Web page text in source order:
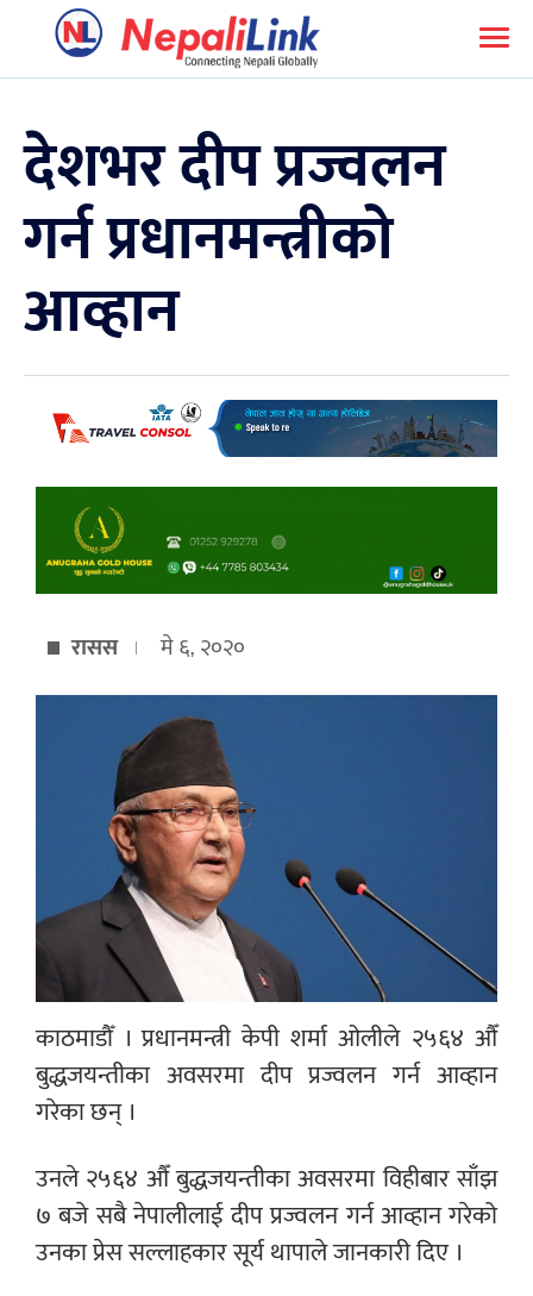
देशभर दीप प्रज्वलन
गर्न प्रधानमन्त्रीको
आव्हान
रासस मे ६, २०२०
काठमाडौँ । प्रधानमन्त्री केपी शर्मा ओलीले २५६४ औँ
बुद्धजयन्तीका अवसरमा दीप प्रज्वलन गर्न आव्हान
गरेका छन् ।
उनले २५६४ औँ बुद्धजयन्तीका अवसरमा विहीबार साँझ
७ बजे सबै नेपालीलाई दीप प्रज्वलन गर्न आव्हान गरेको
उनका प्रेस सल्लाहकार सूर्य थापाले जानकारी दिए ।